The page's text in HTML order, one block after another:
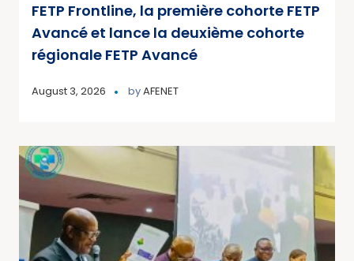
FETP Frontline, la première cohorte FETP
Avancé et lance la deuxième cohorte
régionale FETP Avancé
August 3, 2026 byAFENET